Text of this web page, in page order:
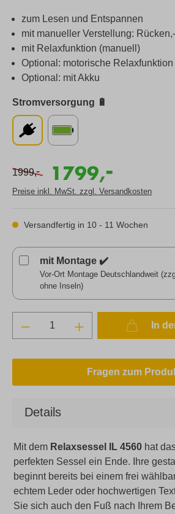
zum Lesen und Entspannen
mit manueller Verstellung:
mit Relaxfunktion (manuell)
Optional: motorische
Optional: mit Akku
Stromversorgung 🔋
1999,- 1799,
-
Preise inkl. MwSt. zzgl. Versandkosten
Versandfertig in 10 - 11 Wochen
mit Montage ✔️
Vor-Ort Montage Deutschlandweit
ohne Inseln)
In
Fragen zum
Details
Mit dem Relaxsessel IL 4560 hat
perfekten Sessel ein Ende. Ihre
beginnt bereits bei einem frei
echtem Leder oder hochwertigen
Sie sich auch den Fuß nach Ihrem